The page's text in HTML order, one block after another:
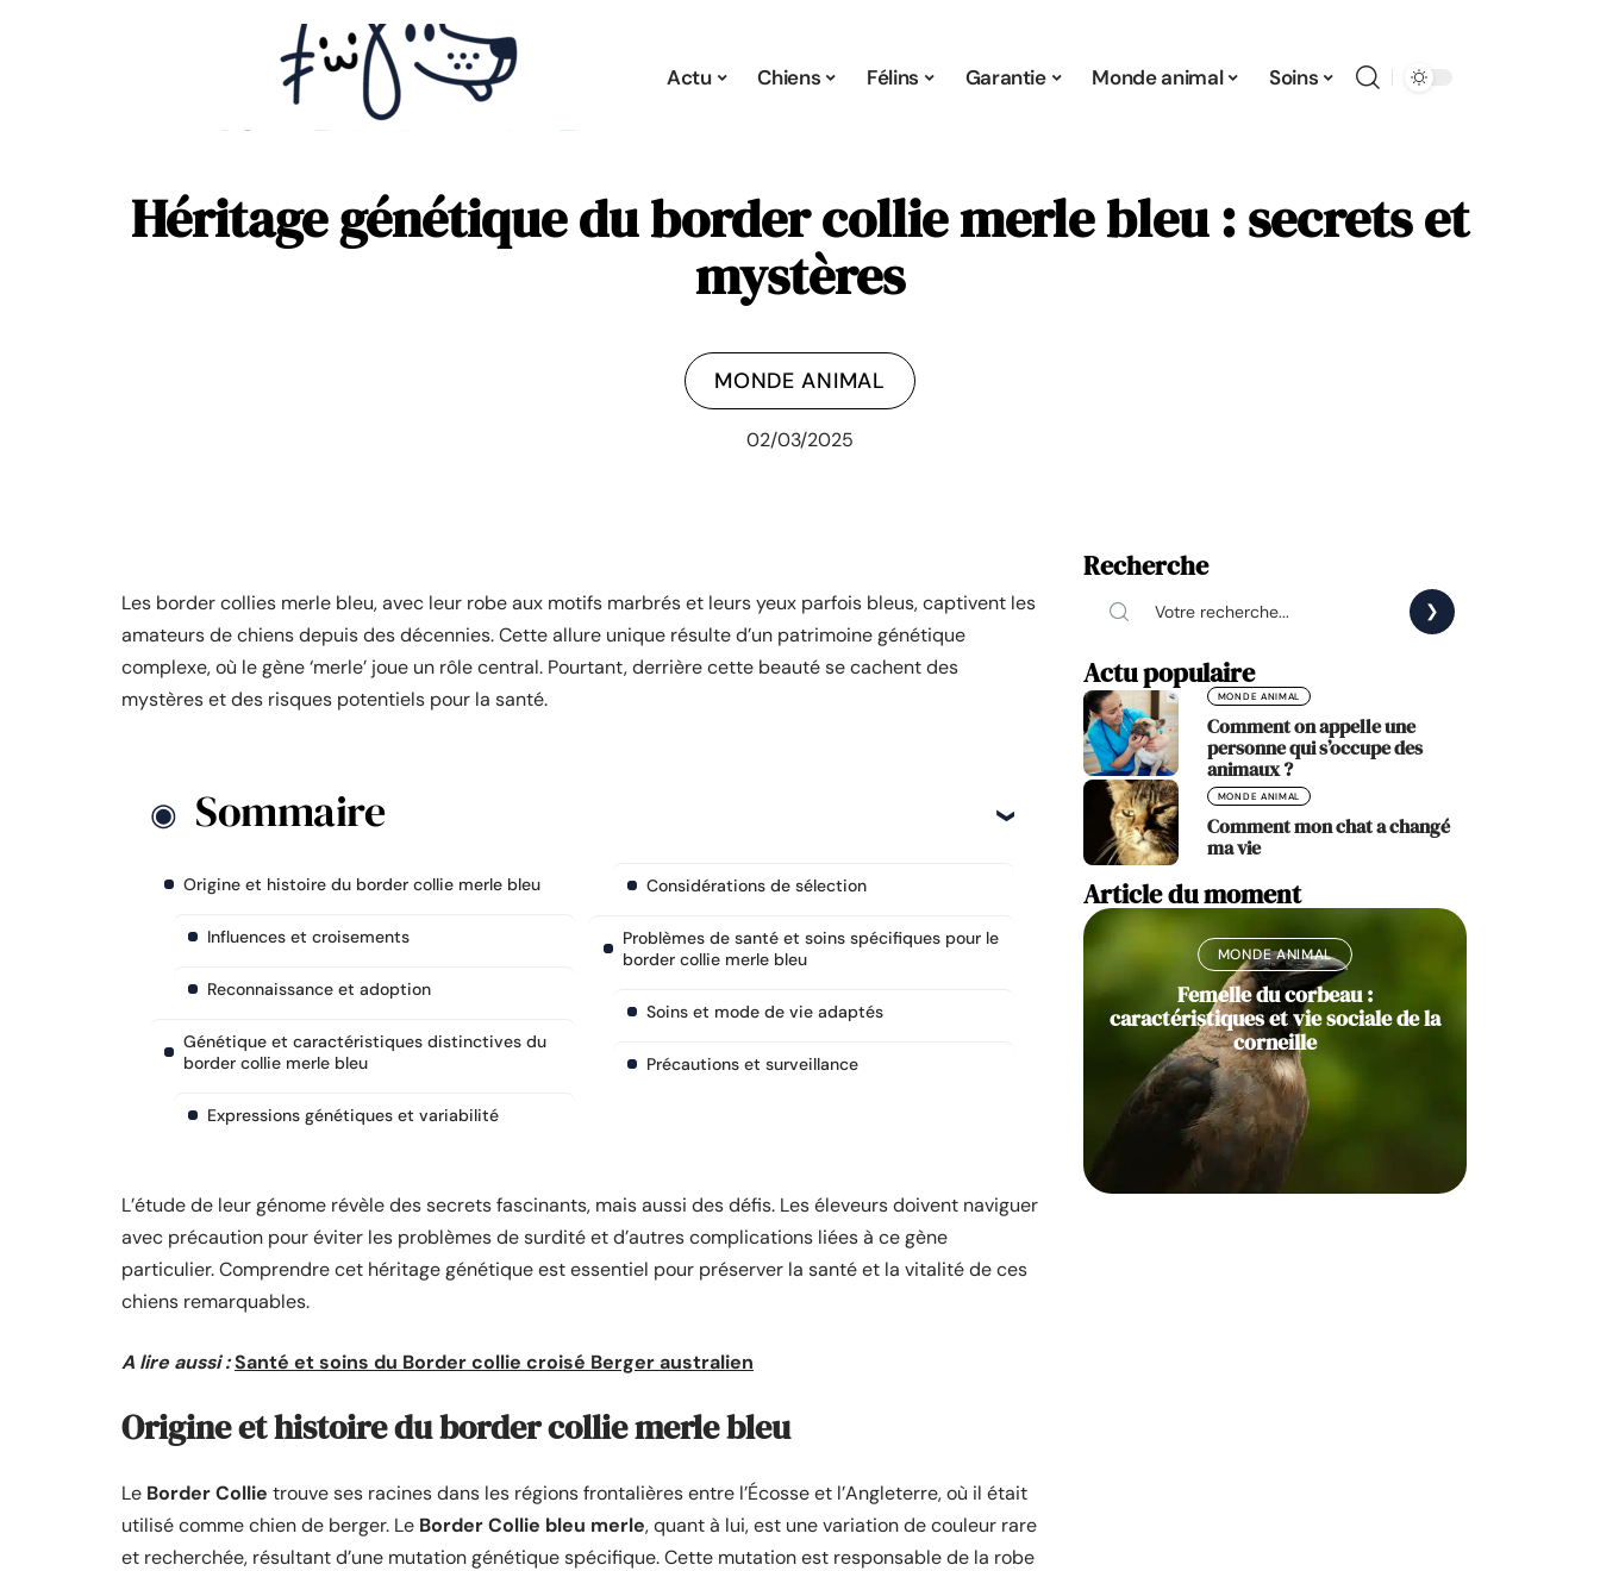
Actu Chiens Félins Garantie Monde animal Soins
Héritage génétique du border collie merle bleu : secrets et
mystères
MONDE ANIMAL
02/03/2025
Les border collies merle bleu, avec leur robe aux motifs marbrés et leurs yeux parfois bleus, captivent les
amateurs de chiens depuis des décennies. Cette allure unique résulte d’un patrimoine génétique
complexe, où le gène ‘merle’ joue un rôle central. Pourtant, derrière cette beauté se cachent des
mystères et des risques potentiels pour la santé.
Sommaire
Origine et histoire du border collie merle bleu
Influences et croisements
Reconnaissance et adoption
Génétique et caractéristiques distinctives du
border collie merle bleu
Expressions génétiques et variabilité
Considérations de sélection
Problèmes de santé et soins spécifiques pour le
border collie merle bleu
Soins et mode de vie adaptés
Précautions et surveillance
L’étude de leur génome révèle des secrets fascinants, mais aussi des défis. Les éleveurs doivent naviguer
avec précaution pour éviter les problèmes de surdité et d’autres complications liées à ce gène
particulier. Comprendre cet héritage génétique est essentiel pour préserver la santé et la vitalité de ces
chiens remarquables.
A lire aussi :Santé et soins du Border collie croisé Berger australien
Origine et histoire du border collie merle bleu
Le Border Collie trouve ses racines dans les régions frontalières entre l’Écosse et l’Angleterre, où il était
utilisé comme chien de berger. Le Border Collie bleu merle, quant à lui, est une variation de couleur rare
et recherchée, résultant d’une mutation génétique spécifique. Cette mutation est responsable de la robe
Recherche
Actu populaire
MONDE ANIMAL
Comment on appelle une
personne qui s’occupe des
animaux ?
MONDE ANIMAL
Comment mon chat a changé
ma vie
Article du moment
MONDE ANIMAL
Femelle du corbeau :
caractéristiques et vie sociale de la
corneille